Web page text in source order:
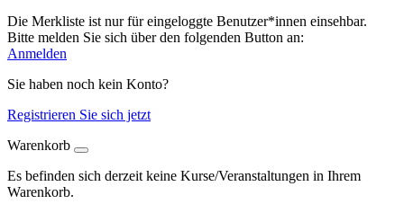
Die Merkliste ist nur für eingeloggte Benutzer*innen einsehbar.
Bitte melden Sie sich über den folgenden Button an:
Anmelden
Sie haben noch kein Konto?
Registrieren Sie sich jetzt
Warenkorb
Es befinden sich derzeit keine Kurse/Veranstaltungen in Ihrem
Warenkorb.